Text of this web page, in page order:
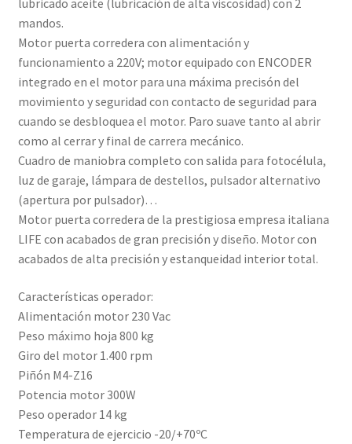
lubricado aceite (lubricación de alta viscosidad) con 2
mandos.
Motor puerta corredera con alimentación y
funcionamiento a 220V; motor equipado con ENCODER
integrado en el motor para una máxima precisón del
movimiento y seguridad con contacto de seguridad para
cuando se desbloquea el motor. Paro suave tanto al abrir
como al cerrar y final de carrera mecánico.
Cuadro de maniobra completo con salida para fotocélula,
luz de garaje, lámpara de destellos, pulsador alternativo
(apertura por pulsador)…
Motor puerta corredera de la prestigiosa empresa italiana
LIFE con acabados de gran precisión y diseño. Motor con
acabados de alta precisión y estanqueidad interior total.
Características operador:
Alimentación motor 230 Vac
Peso máximo hoja 800 kg
Giro del motor 1.400 rpm
Piñón M4-Z16
Potencia motor 300W
Peso operador 14 kg
Temperatura de ejercicio -20/+70ºC